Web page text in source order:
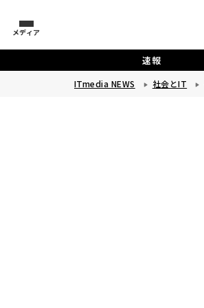
メディア
速報
ITmedia NEWS 社会とIT